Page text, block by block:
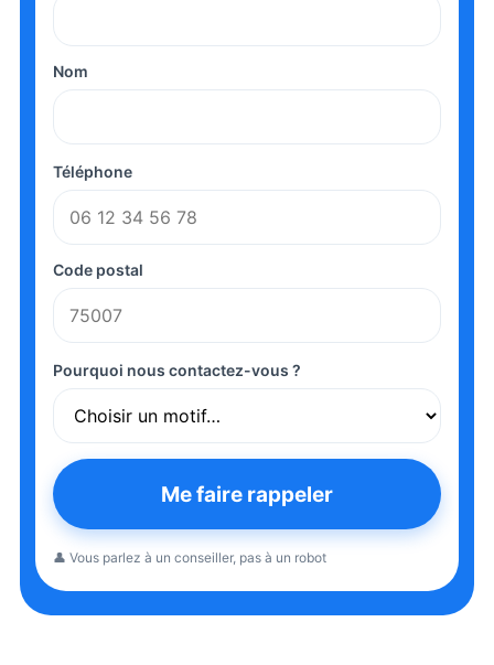
Nom
Téléphone
Code postal
Pourquoi nous contactez-vous ?
Me faire rappeler
👤 Vous parlez à un conseiller, pas à un robot